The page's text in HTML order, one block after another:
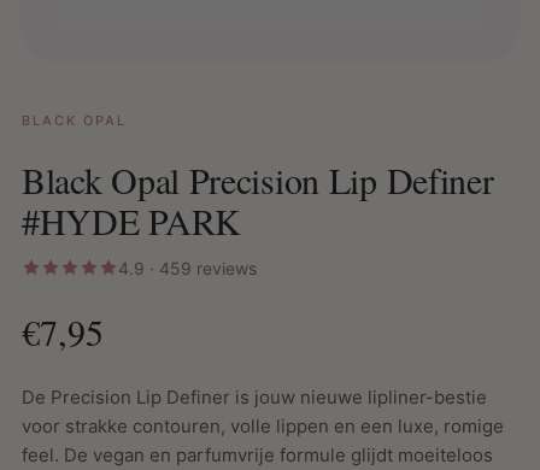
BLACK OPAL
Black Opal Precision Lip Definer
#HYDE PARK
4.9 · 459 reviews
€7,95
De Precision Lip Definer is jouw nieuwe lipliner-bestie
voor strakke contouren, volle lippen en een luxe, romige
feel. De vegan en parfumvrije formule glijdt moeiteloos